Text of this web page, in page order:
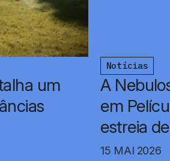
um
Notícias
A
em
estreia
15 MAI 2026